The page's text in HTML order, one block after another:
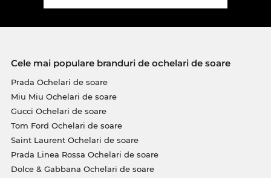
Cele mai populare branduri de ochelari de soare
Prada Ochelari de soare
Miu Miu Ochelari de soare
Gucci Ochelari de soare
Tom Ford Ochelari de soare
Saint Laurent Ochelari de soare
Prada Linea Rossa Ochelari de soare
Dolce & Gabbana Ochelari de soare